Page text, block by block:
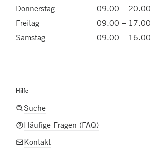
Donnerstag
09.00 – 20.00
Freitag
09.00 – 17.00
Samstag
09.00 – 16.00
Hilfe
Suche
Häufige Fragen (FAQ)
Kontakt